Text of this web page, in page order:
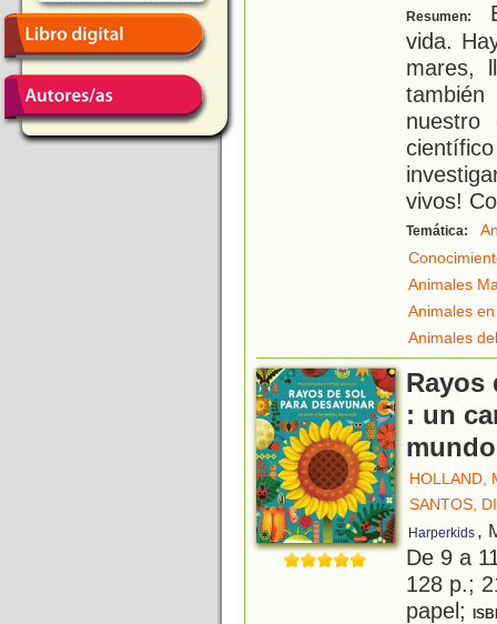
Resumen:
vida.
mares,
nuestro
vivos!
Temática:
Animales
Animales
Animales
Rayos
: un
mundo
HOLLAND,
SANTOS,
Harperkids ,
De 9 a
128 p.;
papel;